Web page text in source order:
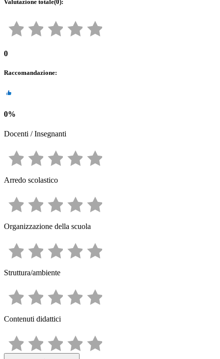
Valutazione totale(0):
0
Raccomandazione:
0%
Docenti / Insegnanti
Arredo scolastico
Organizzazione della scuola
Struttura/ambiente
Contenuti didattici